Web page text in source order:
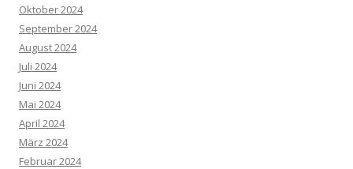
Oktober 2024
September 2024
August 2024
Juli 2024
Juni 2024
Mai 2024
April 2024
März 2024
Februar 2024